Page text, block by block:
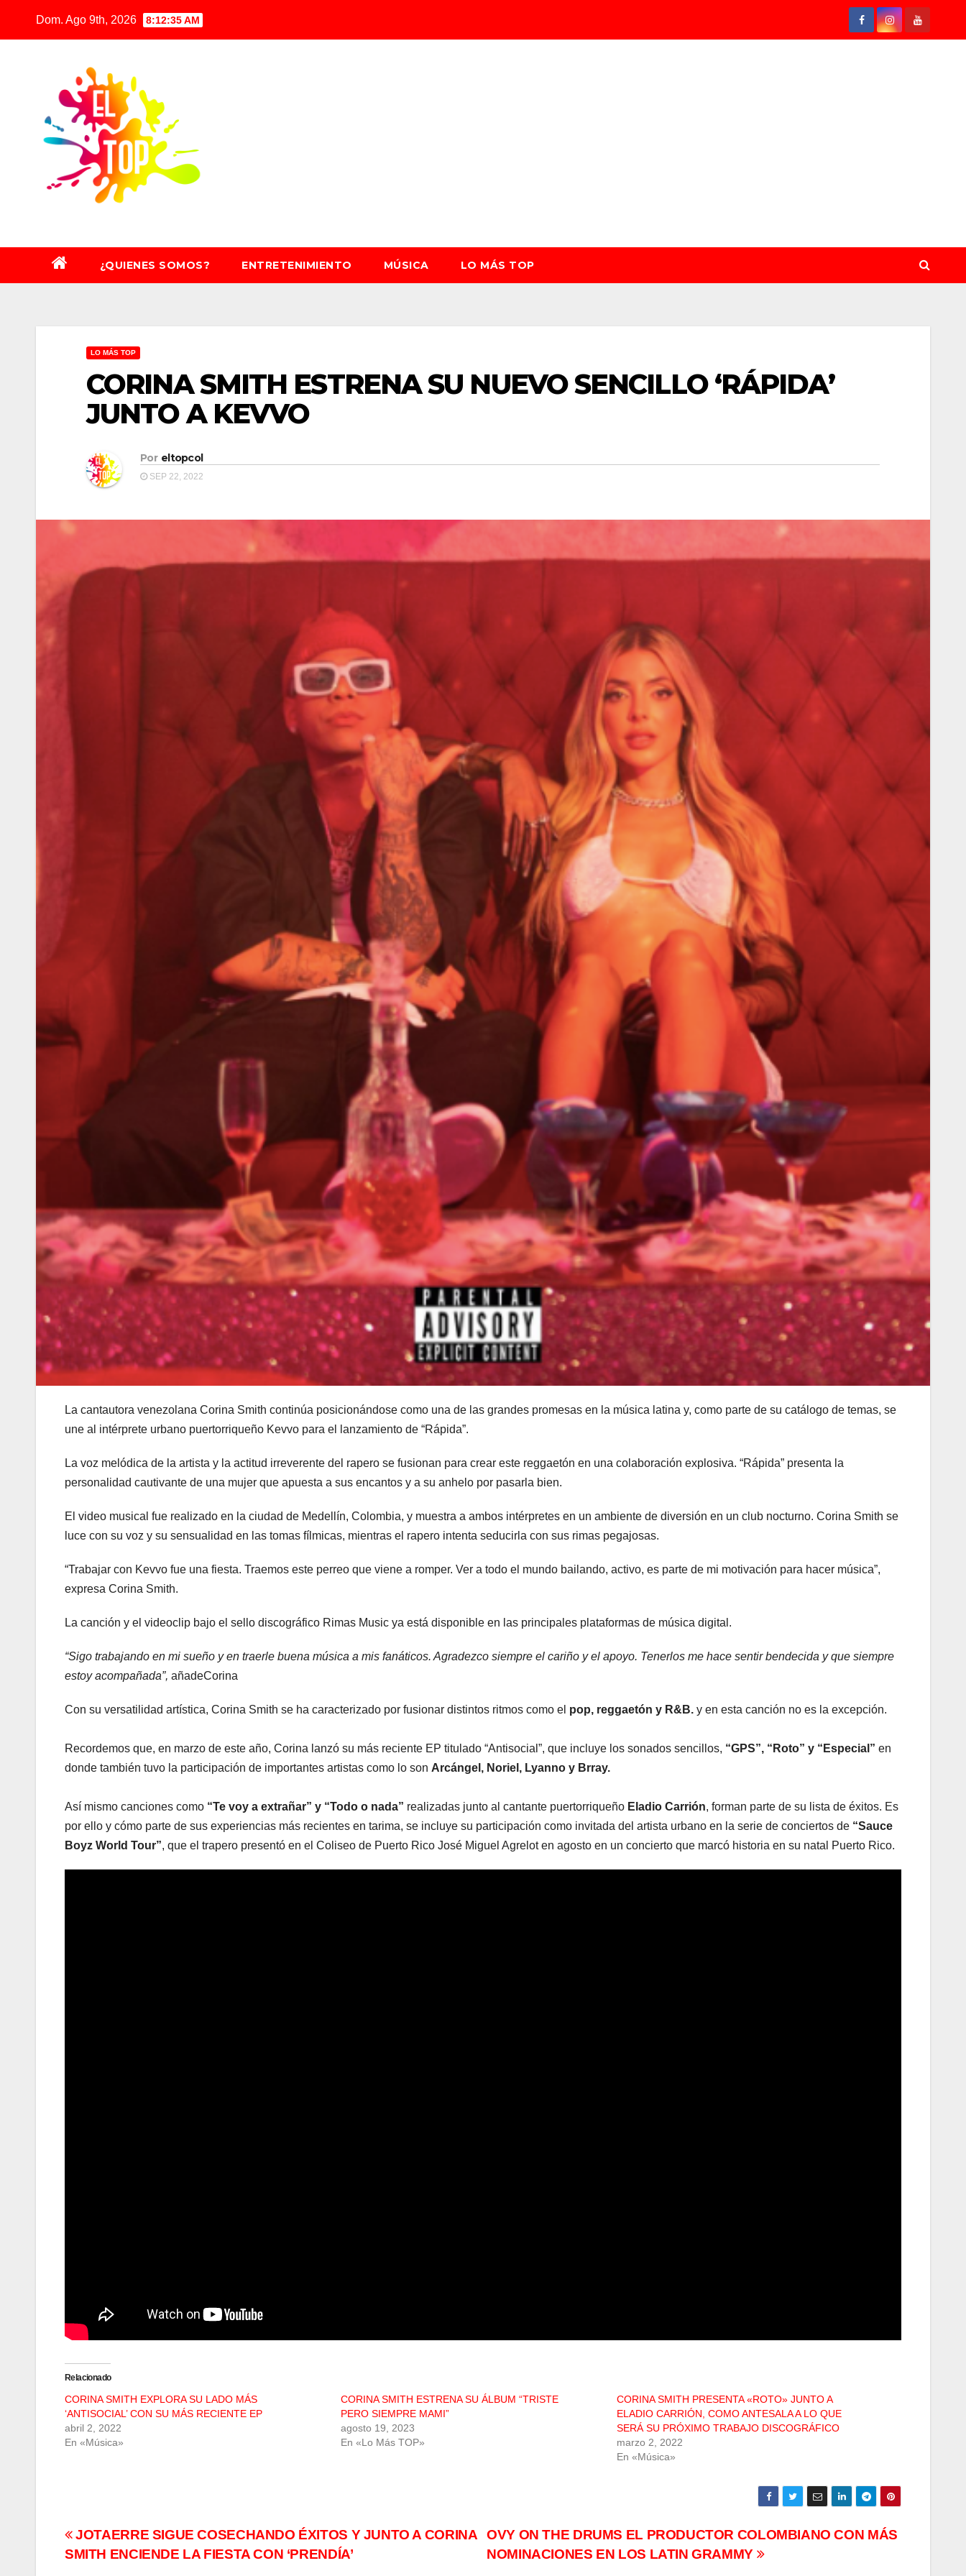
Dom. Ago 9th, 2026 8:12:36 AM
¿QUIENES SOMOS? ENTRETENIMIENTO MÚSICA LO MÁS TOP
LO MÁS TOP
CORINA SMITH ESTRENA SU NUEVO SENCILLO ‘RÁPIDA’
JUNTO A KEVVO
Por eltopcol
SEP 22, 2022
La cantautora venezolana Corina Smith continúa posicionándose como una de las grandes promesas en la música latina y, como parte de su catálogo de temas, se
une al intérprete urbano puertorriqueño Kevvo para el lanzamiento de “Rápida”.
La voz melódica de la artista y la actitud irreverente del rapero se fusionan para crear este reggaetón en una colaboración explosiva. “Rápida” presenta la
personalidad cautivante de una mujer que apuesta a sus encantos y a su anhelo por pasarla bien.
El video musical fue realizado en la ciudad de Medellín, Colombia, y muestra a ambos intérpretes en un ambiente de diversión en un club nocturno. Corina Smith se
luce con su voz y su sensualidad en las tomas fílmicas, mientras el rapero intenta seducirla con sus rimas pegajosas.
“Trabajar con Kevvo fue una fiesta. Traemos este perreo que viene a romper. Ver a todo el mundo bailando, activo, es parte de mi motivación para hacer música”,
expresa Corina Smith.
La canción y el videoclip bajo el sello discográfico Rimas Music ya está disponible en las principales plataformas de música digital.
“Sigo trabajando en mi sueño y en traerle buena música a mis fanáticos. Agradezco siempre el cariño y el apoyo. Tenerlos me hace sentir bendecida y que siempre
estoy acompañada”, añadeCorina
Con su versatilidad artística, Corina Smith se ha caracterizado por fusionar distintos ritmos como el pop, reggaetón y R&B. y en esta canción no es la excepción.
Recordemos que, en marzo de este año, Corina lanzó su más reciente EP titulado “Antisocial”, que incluye los sonados sencillos, “GPS”, “Roto” y “Especial” en
donde también tuvo la participación de importantes artistas como lo son Arcángel, Noriel, Lyanno y Brray.
Así mismo canciones como “Te voy a extrañar” y “Todo o nada” realizadas junto al cantante puertorriqueño Eladio Carrión, forman parte de su lista de éxitos. Es
por ello y cómo parte de sus experiencias más recientes en tarima, se incluye su participación como invitada del artista urbano en la serie de conciertos de “Sauce
Boyz World Tour”, que el trapero presentó en el Coliseo de Puerto Rico José Miguel Agrelot en agosto en un concierto que marcó historia en su natal Puerto Rico.
Relacionado
CORINA SMITH EXPLORA SU LADO MÁS
‘ANTISOCIAL’ CON SU MÁS RECIENTE EP
abril 2, 2022
En «Música»
CORINA SMITH ESTRENA SU ÁLBUM “TRISTE
PERO SIEMPRE MAMI”
agosto 19, 2023
En «Lo Más TOP»
CORINA SMITH PRESENTA «ROTO» JUNTO A
ELADIO CARRIÓN, COMO ANTESALA A LO QUE
SERÁ SU PRÓXIMO TRABAJO DISCOGRÁFICO
marzo 2, 2022
En «Música»
Navegación
OVY ON THE DRUMS EL PRODUCTOR COLOMBIANO CON MÁS
NOMINACIONES EN LOS LATIN GRAMMY
JOTAERRE SIGUE COSECHANDO ÉXITOS Y JUNTO A CORINA
SMITH ENCIENDE LA FIESTA CON ‘PRENDÍA’